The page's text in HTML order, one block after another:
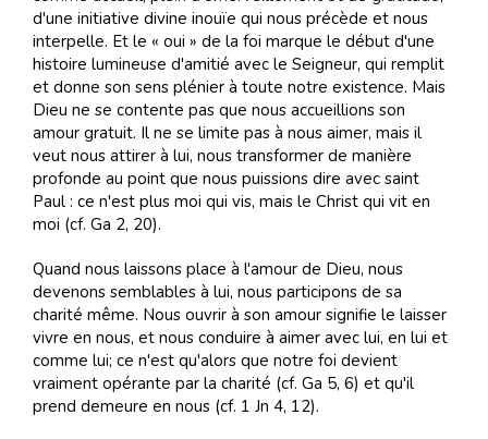
d'une initiative divine inouïe qui nous précède et nous
interpelle. Et le « oui » de la foi marque le début d'une
histoire lumineuse d'amitié avec le Seigneur, qui remplit
et donne son sens plénier à toute notre existence. Mais
Dieu ne se contente pas que nous accueillions son
amour gratuit. Il ne se limite pas à nous aimer, mais il
veut nous attirer à lui, nous transformer de manière
profonde au point que nous puissions dire avec saint
Paul : ce n'est plus moi qui vis, mais le Christ qui vit en
moi (cf. Ga 2, 20).
Quand nous laissons place à l'amour de Dieu, nous
devenons semblables à lui, nous participons de sa
charité même. Nous ouvrir à son amour signifie le laisser
vivre en nous, et nous conduire à aimer avec lui, en lui et
comme lui; ce n'est qu'alors que notre foi devient
vraiment opérante par la charité (cf. Ga 5, 6) et qu'il
prend demeure en nous (cf. 1 Jn 4, 12).